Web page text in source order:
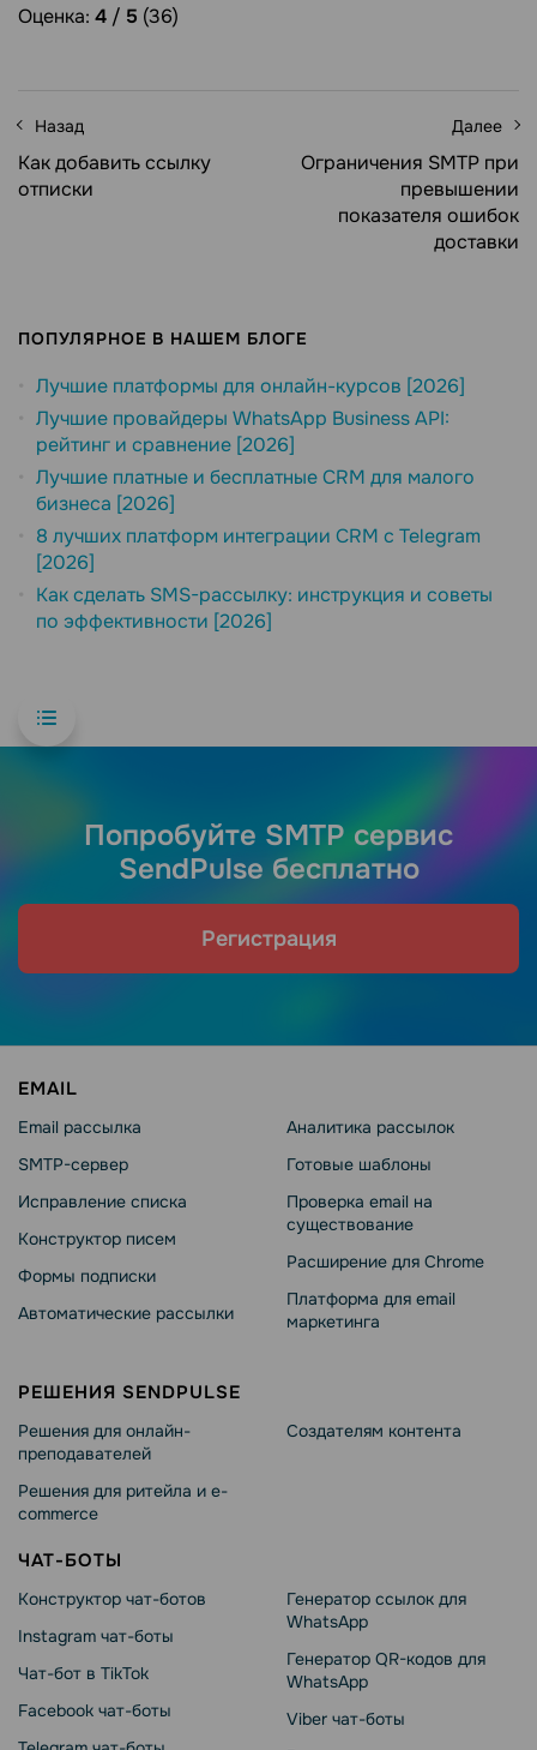
Оценка: 4 / 5 (36)
Назад
Как добавить ссылку
отписки
Далее
Ограничения SMTP при
превышении
показателя ошибок
доставки
ПОПУЛЯРНОЕ В НАШЕМ БЛОГЕ
Лучшие платформы для онлайн-курсов [2026]
Лучшие провайдеры WhatsApp Business API:
рейтинг и сравнение [2026]
Лучшие платные и бесплатные CRM для малого
бизнеса [2026]
8 лучших платформ интеграции CRM с Telegram
[2026]
Как сделать SMS-рассылку: инструкция и советы
по эффективности [2026]
Попробуйте SMTP сервис
SendPulse бесплатно
Регистрация
EMAIL
Email рассылка
SMTP-сервер
Исправление списка
Конструктор писем
Формы подписки
Автоматические рассылки
Аналитика рассылок
Готовые шаблоны
Проверка email на
существование
Расширение для Chrome
Платформа для email
маркетинга
РЕШЕНИЯ SENDPULSE
Решения для онлайн-
преподавателей
Решения для ритейла и e-
commerce
Создателям контента
ЧАТ-БОТЫ
Конструктор чат-ботов
Instagram чат-боты
Чат-бот в TikTok
Facebook чат-боты
Генератор ссылок для
WhatsApp
Генератор QR-кодов для
WhatsApp
Viber чат-боты